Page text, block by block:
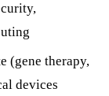
(gene therapy,
devices